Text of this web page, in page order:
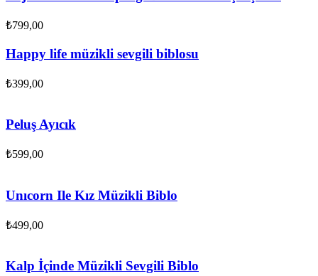
₺799,00
Happy life müzikli sevgili biblosu
₺399,00
Peluş Ayıcık
₺599,00
Unıcorn Ile Kız Müzikli Biblo
₺499,00
Kalp İçinde Müzikli Sevgili Biblo